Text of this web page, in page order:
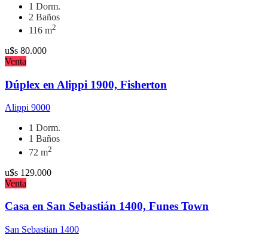
1 Dorm.
2 Baños
116 m2
u$s 80.000
Venta
Dúplex en Alippi 1900, Fisherton
Alippi 9000
1 Dorm.
1 Baños
72 m2
u$s 129.000
Venta
Casa en San Sebastián 1400, Funes Town
San Sebastian 1400